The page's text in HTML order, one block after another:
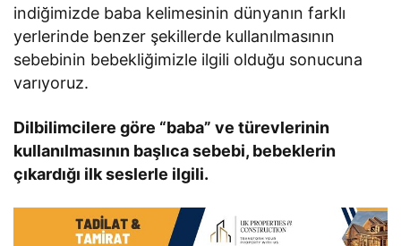
indiğimizde baba kelimesinin dünyanın farklı
yerlerinde benzer şekillerde kullanılmasının
sebebinin bebekliğimizle ilgili olduğu sonucuna
varıyoruz.
Dilbilimcilere göre “baba” ve türevlerinin
kullanılmasının başlıca sebebi, bebeklerin
çıkardığı ilk seslerle ilgili.